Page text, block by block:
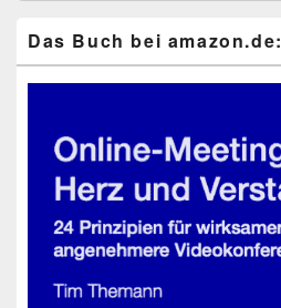
Das Buch bei ama​zon​.de: